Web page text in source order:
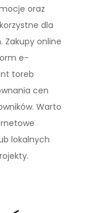
oraz
dla
Zakupy online
e-
toreb
cen
Warto
lokalnych